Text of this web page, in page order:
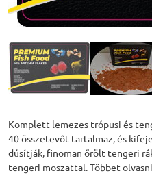
Komplett lemezes trópusi és
40 összetevőt tartalmaz, és
dúsítják, finoman őrölt tengeri
tengeri moszattal.Többet olvasni